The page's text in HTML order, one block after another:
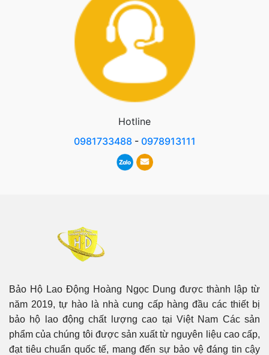
Hotline
0981733488- 0978913111
Bảo Hộ Lao Động Hoàng Ngọc Dung được thành lập từ
năm 2019, tự hào là nhà cung cấp hàng đầu các thiết bị
bảo hộ lao động chất lượng cao tại Việt Nam Các sản
phẩm của chúng tôi được sản xuất từ nguyên liệu cao cấp,
đạt tiêu chuẩn quốc tế, mang đến sự bảo vệ đáng tin cậy